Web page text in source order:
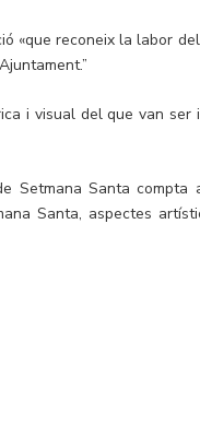
«que reconeix la labor
i visual del que van
Setmana Santa compta
Santa, aspectes